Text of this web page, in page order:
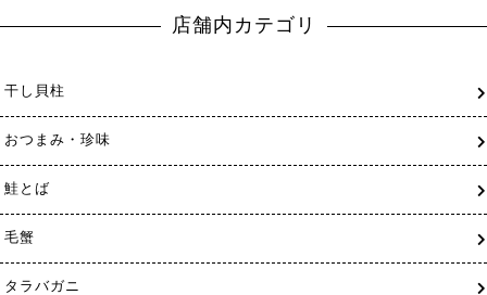
店舗内カテゴリ
干し貝柱
おつまみ・珍味
鮭とば
毛蟹
タラバガニ